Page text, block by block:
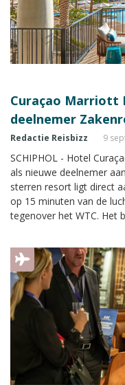
Curaçao Marriott
deelnemer
Redactie Reisbizz 9
SCHIPHOL - Hotel
als nieuwe deelnemer
sterren resort ligt direct
op 15 minuten van de
tegenover het WTC. Het
Conference.